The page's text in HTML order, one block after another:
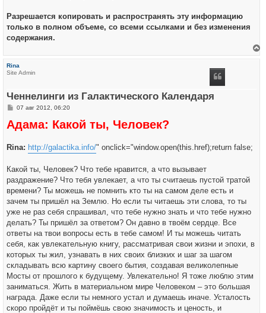
Разрешается копировать и распространять эту информацию
только в полном объеме, со всеми ссылками и без изменения
содержания.
Rina
Site Admin
Ченнелинги из Галактического Календаря
С
о
б
н
07 авг 2012, 06:20
Адама: Какой ты, Человек?
Rina: http://galactika.info/" onclick="window.open(this.href);return false;
Какой ты, Человек? Что тебе нравится, а что вызывает
раздражение? Что тебя увлекает, а что ты считаешь пустой тратой
времени? Ты можешь не помнить кто ты на самом деле есть и
зачем ты пришёл на Землю. Но если ты читаешь эти слова, то ты
уже не раз себя спрашивал, что тебе нужно знать и что тебе нужно
делать? Ты пришёл за ответом? Он давно в твоём сердце. Все
ответы на твои вопросы есть в тебе самом! И ты можешь читать
себя, как увлекательную книгу, рассматривая свои жизни и эпохи, в
которых ты жил, узнавать в них своих близких и шаг за шагом
складывать всю картину своего бытия, создавая великолепные
Мосты от прошлого к будущему. Увлекательно! Я тоже люблю этим
заниматься. Жить в материальном мире Человеком – это большая
награда. Даже если ты немного устал и думаешь иначе. Усталость
скоро пройдёт и ты поймёшь свою значимость и ценость, и